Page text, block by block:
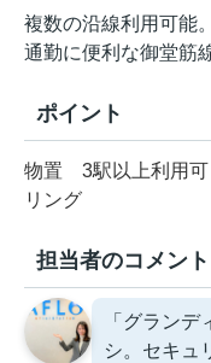
複数の沿線利用可能。
通勤に便利な御堂筋
ポイント
物置 3駅以上利用可
リング
担当者のコメント
「グラン
シ。セキュ